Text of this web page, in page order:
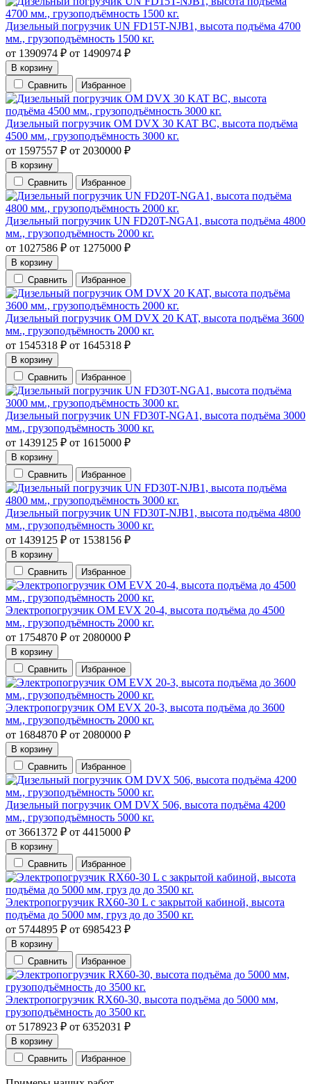
Дизельный погрузчик UN FD15T-NJB1, высота подъёма 4700
мм., грузоподъёмность 1500 кг.
от 1390974 ₽ от 1490974 ₽
В корзину
Сравнить
Избранное
Дизельный погрузчик OM DVX 30 KAT BC, высота подъёма
4500 мм., грузоподъёмность 3000 кг.
от 1597557 ₽ от 2030000 ₽
В корзину
Сравнить
Избранное
Дизельный погрузчик UN FD20T-NGA1, высота подъёма 4800
мм., грузоподъёмность 2000 кг.
от 1027586 ₽ от 1275000 ₽
В корзину
Сравнить
Избранное
Дизельный погрузчик OM DVX 20 KAT, высота подъёма 3600
мм., грузоподъёмность 2000 кг.
от 1545318 ₽ от 1645318 ₽
В корзину
Сравнить
Избранное
Дизельный погрузчик UN FD30T-NGA1, высота подъёма 3000
мм., грузоподъёмность 3000 кг.
от 1439125 ₽ от 1615000 ₽
В корзину
Сравнить
Избранное
Дизельный погрузчик UN FD30T-NJB1, высота подъёма 4800
мм., грузоподъёмность 3000 кг.
от 1439125 ₽ от 1538156 ₽
В корзину
Сравнить
Избранное
Электропогрузчик OM EVX 20-4, высота подъёма до 4500
мм., грузоподъёмность 2000 кг.
от 1754870 ₽ от 2080000 ₽
В корзину
Сравнить
Избранное
Электропогрузчик OM EVX 20-3, высота подъёма до 3600
мм., грузоподъёмность 2000 кг.
от 1684870 ₽ от 2080000 ₽
В корзину
Сравнить
Избранное
Дизельный погрузчик OM DVX 506, высота подъёма 4200
мм., грузоподъёмность 5000 кг.
от 3661372 ₽ от 4415000 ₽
В корзину
Сравнить
Избранное
Электропогрузчик RX60-30 L с закрытой кабиной, высота
подъёма до 5000 мм, груз до до 3500 кг.
от 5744895 ₽ от 6985423 ₽
В корзину
Сравнить
Избранное
Электропогрузчик RX60-30, высота подъёма до 5000 мм,
грузоподъёмность до 3500 кг.
от 5178923 ₽ от 6352031 ₽
В корзину
Сравнить
Избранное